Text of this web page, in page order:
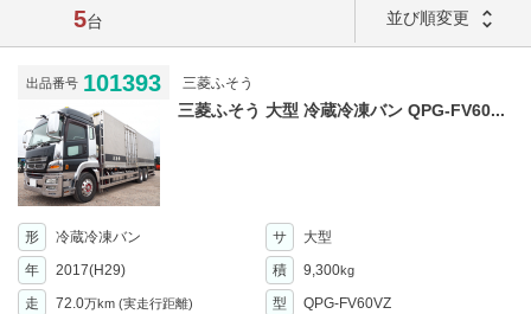
5台 並び順変更 unfold_more
出品番号 101393 三菱ふそう
三菱ふそう 大型 冷蔵冷凍バン QPG-FV60...
形 冷蔵冷凍バン サ
大型
年
2017(H29) 積 9,300kg
走 72.0万km (実走行距離) 型
QPG-FV60VZ